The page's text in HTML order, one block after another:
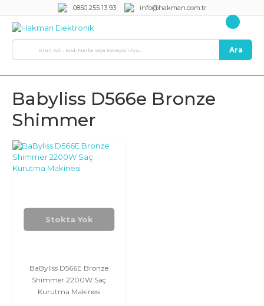
0850 255 13 93 info@hakman.com.tr
Ara
Babyliss D566e Bronze
Shimmer
Stokta Yok
BaByliss D566E Bronze
Shimmer 2200W Saç
Kurutma Makinesi